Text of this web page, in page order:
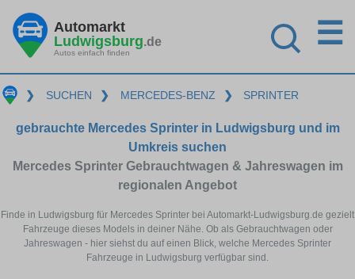
Automarkt
Ludwigsburg.de
Autos einfach finden
☰
❯ SUCHEN ❯ MERCEDES-BENZ ❯ SPRINTER
gebrauchte Mercedes Sprinter in Ludwigsburg und im
Umkreis suchen
Mercedes Sprinter Gebrauchtwagen & Jahreswagen im
regionalen Angebot
Finde in Ludwigsburg für Mercedes Sprinter bei Automarkt-Ludwigsburg.de gezielt
Fahrzeuge dieses Models in deiner Nähe. Ob als Gebrauchtwagen oder
Jahreswagen - hier siehst du auf einen Blick, welche Mercedes Sprinter
Fahrzeuge in Ludwigsburg verfügbar sind.